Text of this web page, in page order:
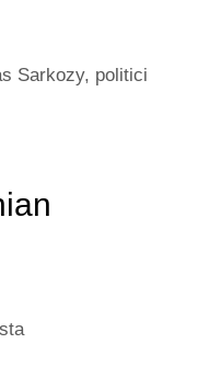
Sarkozy, politici